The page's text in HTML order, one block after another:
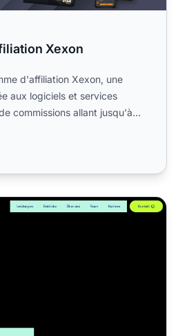
Xexon
d'affiliation Xexon, une
aux logiciels et services
commissions allant jusqu'à
Network